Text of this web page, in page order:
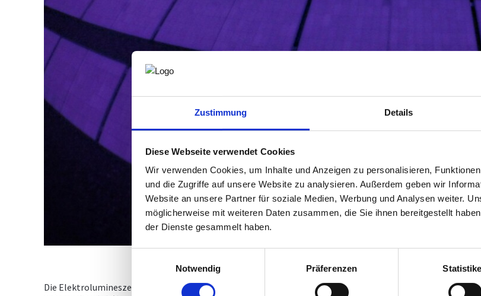
Zustimmung Details
Diese Webseite verwendet Cookies
Wir verwenden Cookies, um Inhalte und Anzeigen zu personalisieren,
und die Zugriffe auf unsere Website zu analysieren. Außerdem geben wir
Website an unsere Partner für soziale Medien, Werbung und Analysen weiter.
möglicherweise mit weiteren Daten zusammen, die Sie ihnen bereitgestellt
der Dienste gesammelt haben.
Notwendig
Präferenzen
Die Elektrolumineszenzmessung (EL) ist eine Methode, bei der das Lichtemissionsverhalten eines